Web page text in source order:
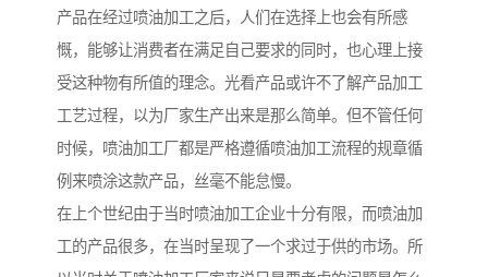
产品在经过喷油加工之后，人们在选择上也会有所感
慨，能够让消费者在满足自己要求的同时，也心理上接
受这种物有所值的理念。光看产品或许不了解产品加工
工艺过程，以为厂家生产出来是那么简单。但不管任何
时候，喷油加工厂都是严格遵循喷油加工流程的规章循
例来喷涂这款产品，丝毫不能怠慢。
在上个世纪由于当时喷油加工企业十分有限，而喷油加
工的产品很多，在当时呈现了一个求过于供的市场。所